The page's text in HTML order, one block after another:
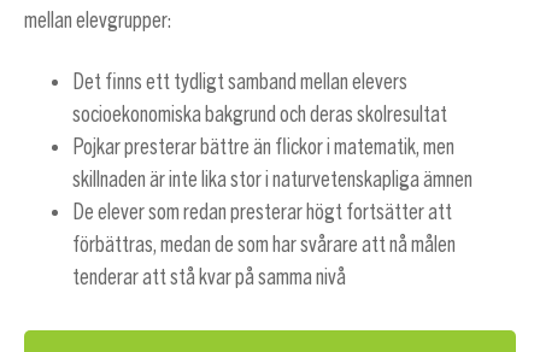
mellan elevgrupper:
Det finns ett tydligt samband mellan elevers
socioekonomiska bakgrund och deras skolresultat
Pojkar presterar bättre än flickor i matematik, men
skillnaden är inte lika stor i naturvetenskapliga ämnen
De elever som redan presterar högt fortsätter att
förbättras, medan de som har svårare att nå målen
tenderar att stå kvar på samma nivå